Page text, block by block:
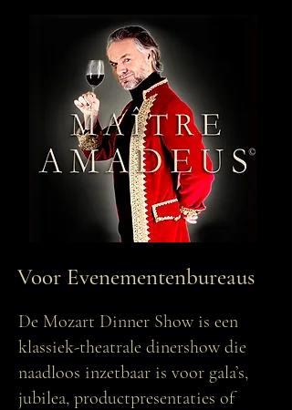
Voor Evenementenbureaus
De Mozart Dinner Show is een
klassiek-theatrale dinershow die
naadloos inzetbaar is voor gala’s,
jubilea, productpresentaties of